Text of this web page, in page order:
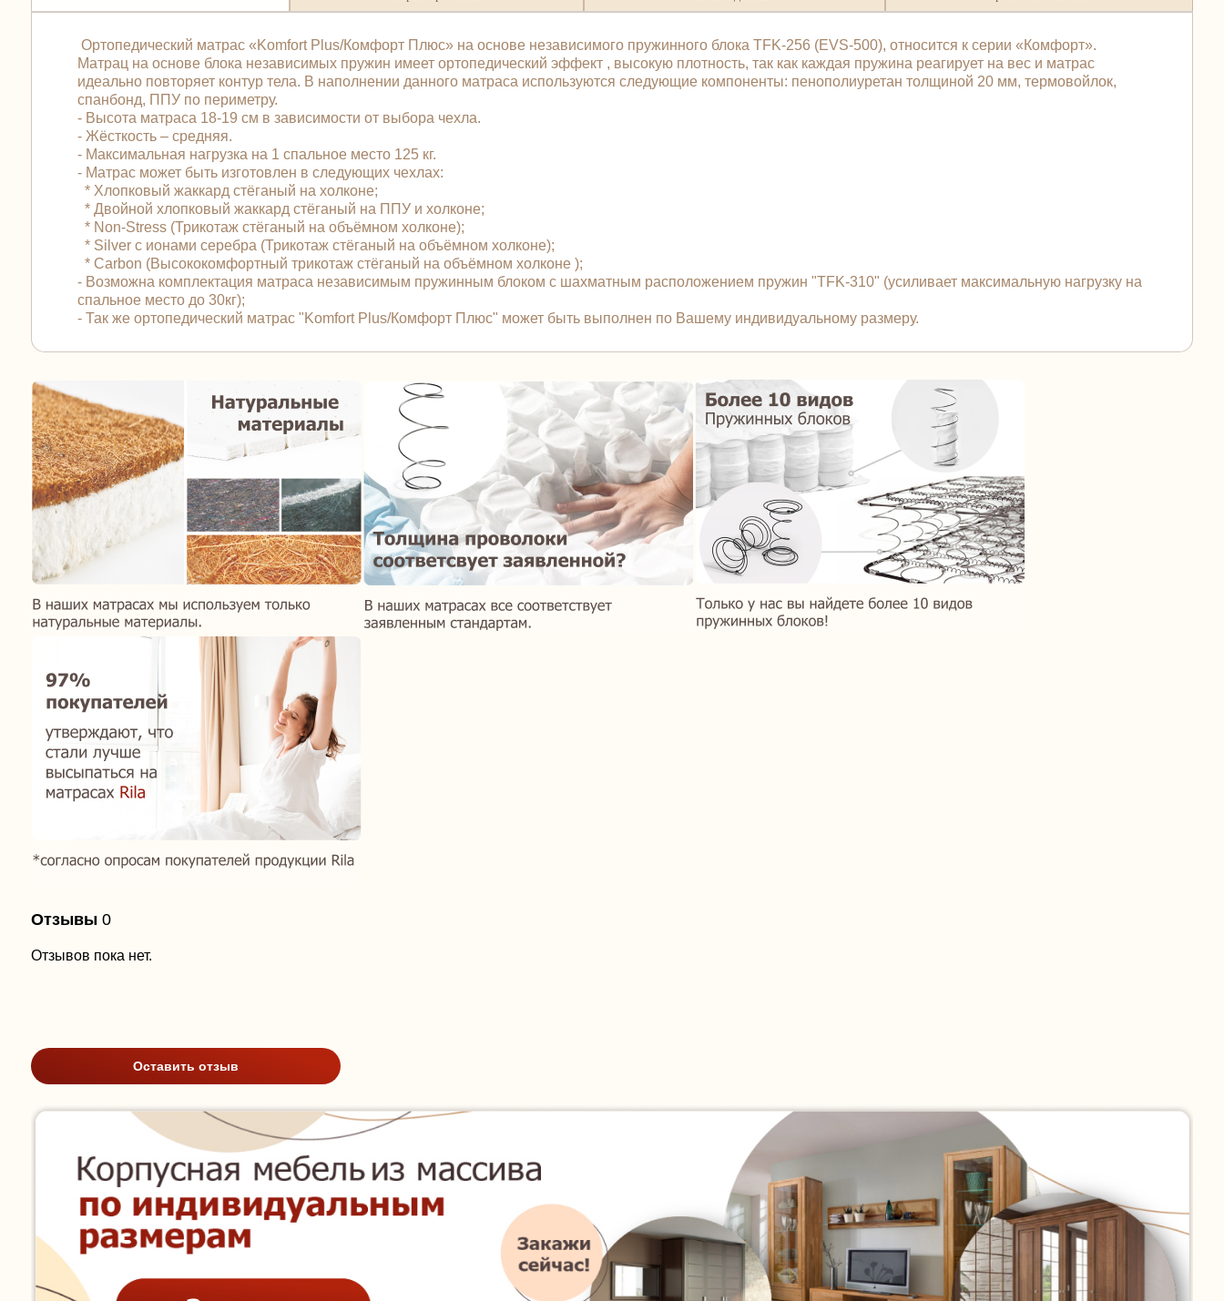
Ортопедический матрас «Komfort Plus/Комфорт Плюс» на основе независимого пружинного блока TFK-256 (EVS-500), относится к серии «Комфорт».
Матрац на основе блока независимых пружин имеет ортопедический эффект , высокую плотность, так как каждая пружина реагирует на вес и матрас
идеально повторяет контур тела. В наполнении данного матраса используются следующие компоненты: пенополиуретан толщиной 20 мм, термовойлок,
спанбонд, ППУ по периметру.
- Высота матраса 18-19 см в зависимости от выбора чехла.
- Жёсткость – средняя.
- Максимальная нагрузка на 1 спальное место 125 кг.
- Матрас может быть изготовлен в следующих чехлах:
* Хлопковый жаккард стёганый на холконе;
* Двойной хлопковый жаккард стёганый на ППУ и холконе;
* Non-Stress (Трикотаж стёганый на объёмном холконе);
* Silver с ионами серебра (Трикотаж стёганый на объёмном холконе);
* Carbon (Высококомфортный трикотаж стёганый на объёмном холконе );
- Возможна комплектация матраса независимым пружинным блоком с шахматным расположением пружин "TFK-310" (усиливает максимальную нагрузку на
спальное место до 30кг);
- Так же ортопедический матрас "Komfort Plus/Комфорт Плюс" может быть выполнен по Вашему индивидуальному размеру.
Отзывы 0
Отзывов пока нет.
Оставить отзыв